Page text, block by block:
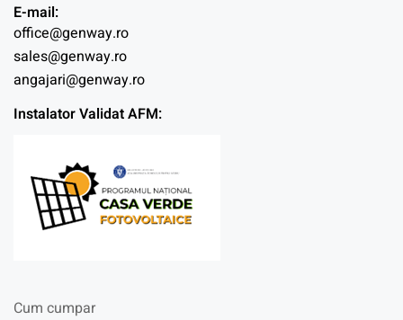
E-mail:
office@genway.ro
sales@genway.ro
angajari@genway.ro
Instalator Validat AFM:
Cum cumpar